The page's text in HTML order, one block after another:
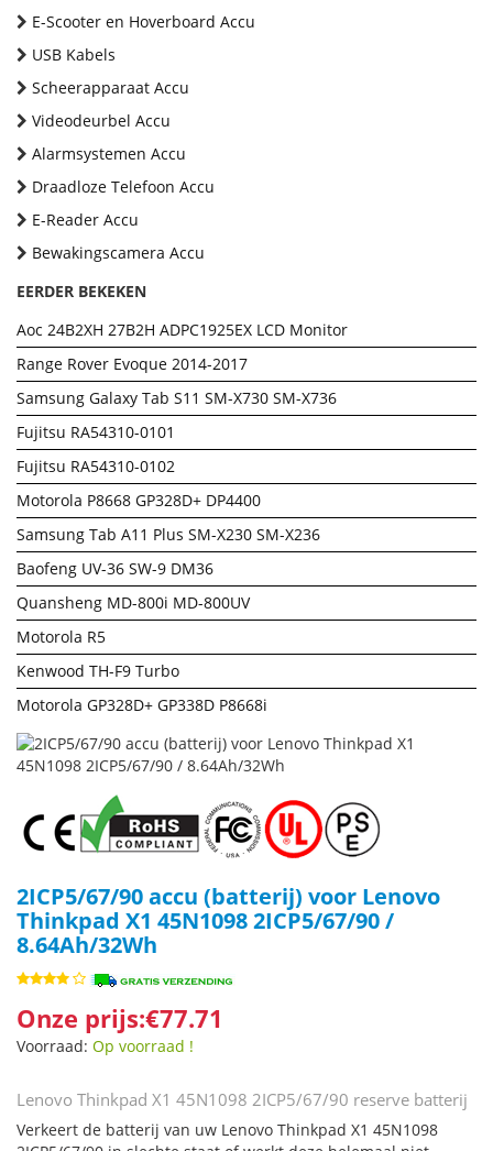
E-Scooter en Hoverboard Accu
USB Kabels
Scheerapparaat Accu
Videodeurbel Accu
Alarmsystemen Accu
Draadloze Telefoon Accu
E-Reader Accu
Bewakingscamera Accu
EERDER BEKEKEN
Aoc 24B2XH 27B2H ADPC1925EX LCD Monitor
Range Rover Evoque 2014-2017
Samsung Galaxy Tab S11 SM-X730 SM-X736
Fujitsu RA54310-0101
Fujitsu RA54310-0102
Motorola P8668 GP328D+ DP4400
Samsung Tab A11 Plus SM-X230 SM-X236
Baofeng UV-36 SW-9 DM36
Quansheng MD-800i MD-800UV
Motorola R5
Kenwood TH-F9 Turbo
Motorola GP328D+ GP338D P8668i
2ICP5/67/90 accu (batterij) voor Lenovo
Thinkpad X1 45N1098 2ICP5/67/90 /
8.64Ah/32Wh
Onze prijs:€77.71
Voorraad: Op voorraad !
Lenovo Thinkpad X1 45N1098 2ICP5/67/90 reserve batterij
Verkeert de batterij van uw Lenovo Thinkpad X1 45N1098